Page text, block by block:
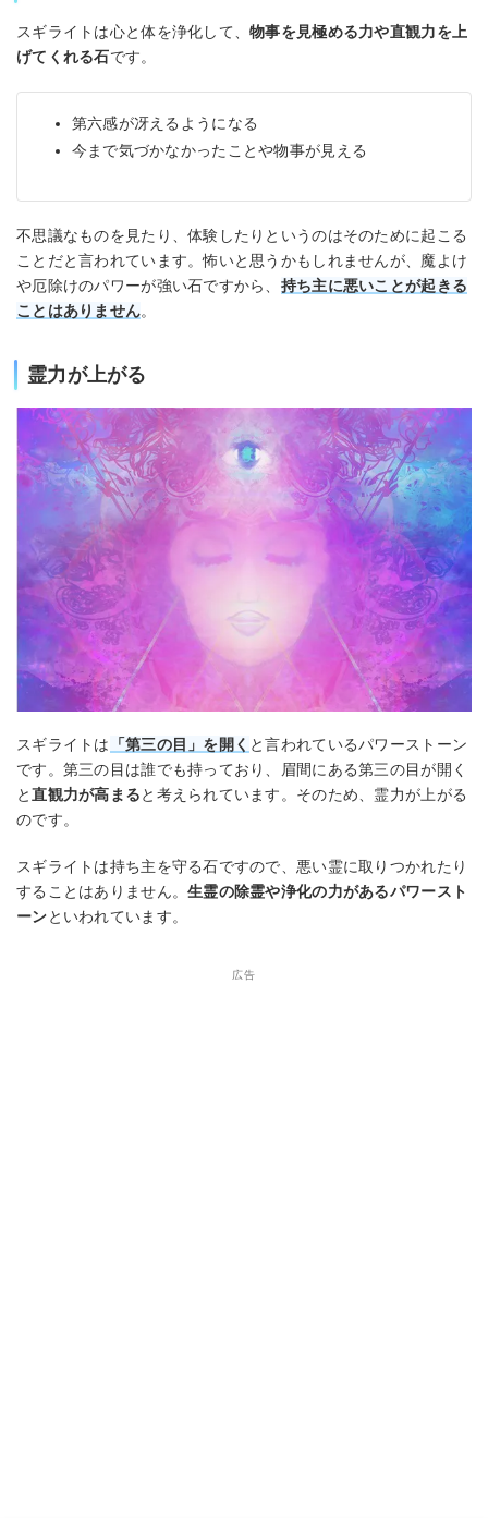
スギライトは心と体を浄化して、物事を見極める力や直観力を上
げてくれる石です。
第六感が冴えるようになる
今まで気づかなかったことや物事が見える
不思議なものを見たり、体験したりというのはそのために起こる
ことだと言われています。怖いと思うかもしれませんが、魔よけ
や厄除けのパワーが強い石ですから、 持ち主に悪いことが起きる
ことはありません。
霊力が上がる
スギライトは 「第三の目」を開く と言われているパワーストーン
です。第三の目は誰でも持っており、眉間にある第三の目が開く
と直観力が高まると考えられています。そのため、霊力が上がる
のです。
スギライトは持ち主を守る石ですので、悪い霊に取りつかれたり
することはありません。生霊の除霊や浄化の力があるパワースト
ーンといわれています。
広告